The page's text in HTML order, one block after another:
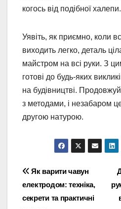
когось від подібної халепи.
Уявіть, як приємно, коли
виходить легко, деталь
майстром на всі руки. З
готові до будь-яких
на будівництві.
з методами, і незабаром
другою натурою.
Навігація
записів
Як варити чавун
електродом: техніка,
секрети та практичні